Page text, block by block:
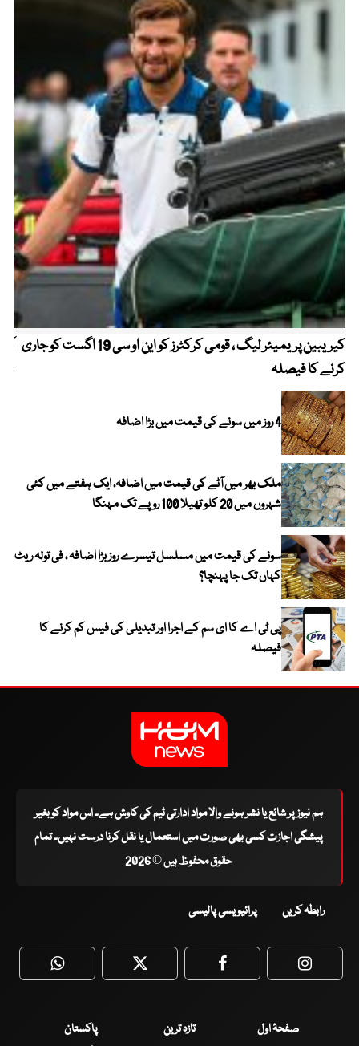
کیریبین پریمیئر لیگ ، قومی کرکٹرز کو این او سی 19 اگست کو جاری
کرنے کا فیصلہ
4 روز میں سونے کی قیمت میں بڑا اضافہ
ملک بھر میں آٹے کی قیمت میں اضافہ، ایک ہفتے میں کئی
شہروں میں 20 کلو تھیلا 100 روپے تک مہنگا
سونے کی قیمت میں مسلسل تیسرے روز بڑا اضافہ ، فی تولہ ریٹ
کہاں تک جا پہنچا؟
پی ٹی اے کا ای سم کے اجرا اور تبدیلی کی فیس کم کرنے کا
فیصلہ
ہم نیوز پر شائع یا نشر ہونے والا مواد ادارتی ٹیم کی کاوش ہے۔ اس مواد کو بغیر
پیشگی اجازت کسی بھی صورت میں استعمال یا نقل کرنا درست نہیں۔ تمام
حقوق محفوظ ہیں © 2026
رابطہ کریں پرائیویسی پالیسی
WhatsApp Twitter Facebook
صفحۂ اول تازہ ترین
پاکستان